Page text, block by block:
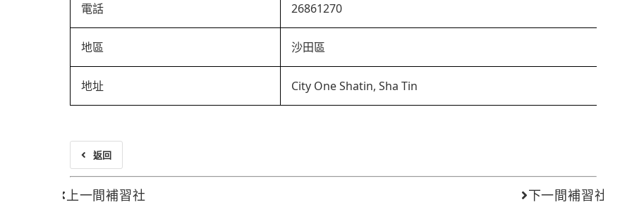
電話 26861270
地區 沙田區
地址 City One Shatin, Sha Tin
返回
上一間補習社 下一間補習社